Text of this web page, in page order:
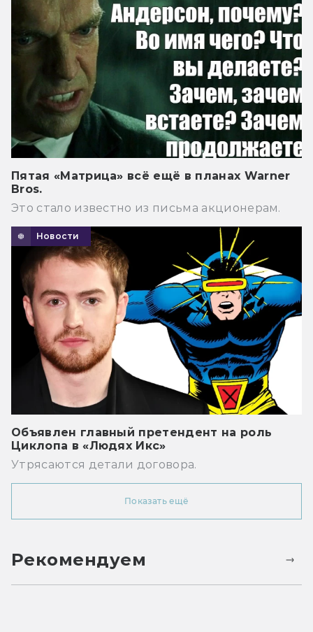
Пятая «Матрица» всё ещё в планах Warner
Bros.
Это стало известно из письма акционерам.
Новости
Объявлен главный претендент на роль
Циклопа в «Людях Икс»
Утрясаются детали договора.
Показать ещё
Рекомендуем